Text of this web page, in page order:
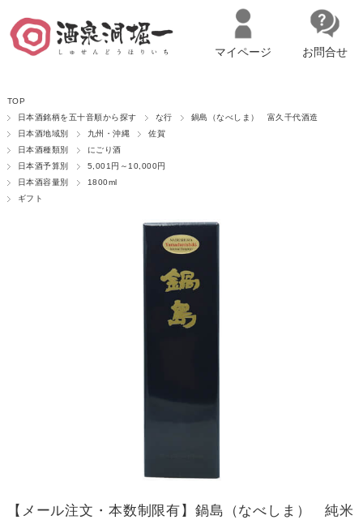
マイページへログイン カートをみる
マイページ お問合せ
TOP
日本酒銘柄を五十音順から探す
な行
鍋島（なべしま） 富久千代酒造
日本酒地域別
九州・沖縄
佐賀
日本酒種類別
にごり酒
日本酒予算別
5,001円～10,000円
日本酒容量別
1800ml
ギフト
【メール注文・本数制限有】鍋島（なべしま） 純米